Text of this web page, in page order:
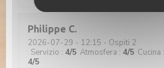
Philippe C
2026-07-29 - 12:15 - Ospiti 2
Servizio : 4/5 Atmosfera : 4/5 Cucina :
4/5